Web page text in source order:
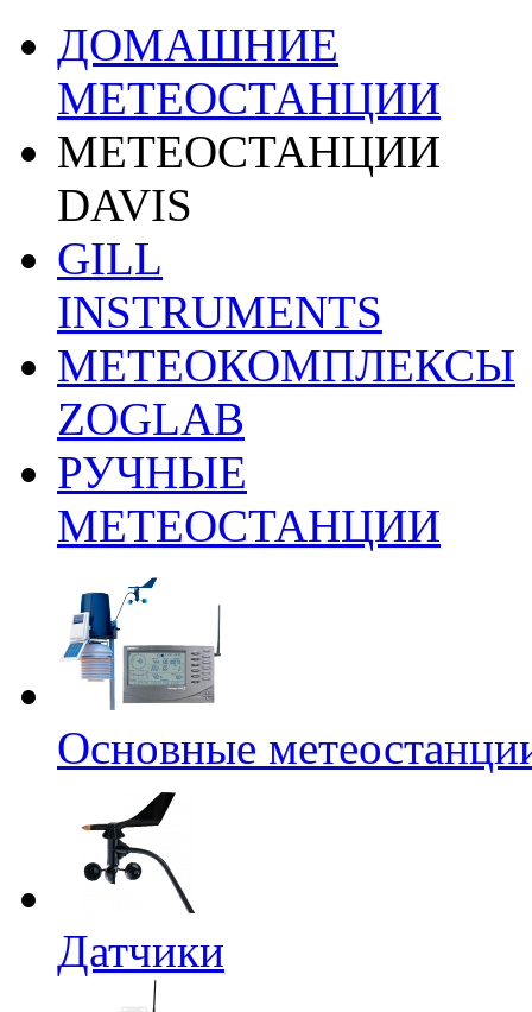
ДОМАШНИЕ
МЕТЕОСТАНЦИИ
МЕТЕОСТАНЦИИ
DAVIS
GILL
INSTRUMENTS
МЕТЕОКОМПЛЕКСЫ
ZOGLAB
РУЧНЫЕ
МЕТЕОСТАНЦИИ
Основные
Датчики